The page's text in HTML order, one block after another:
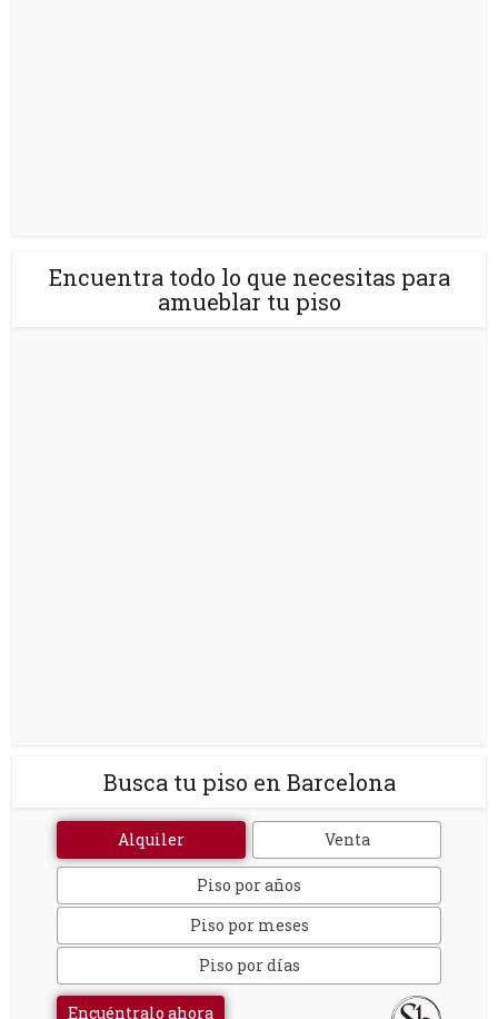
Encuentra todo lo que necesitas para
amueblar tu piso
Busca tu piso en Barcelona
Alquiler Venta
Piso por años
Piso por meses
Piso por días
Encuéntralo ahora